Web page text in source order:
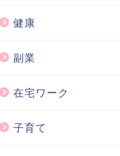
健康
副業
在宅ワーク
子育て